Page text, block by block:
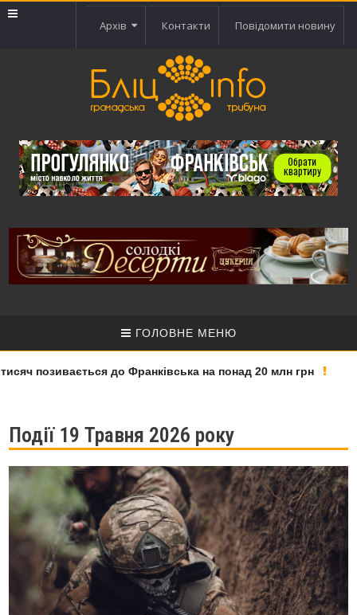
Архів Контакти Повідомити новину
ГОЛОВНЕ МЕНЮ
позивається до Франківська на понад 20 млн грн
Події 19 Травня 2026 року